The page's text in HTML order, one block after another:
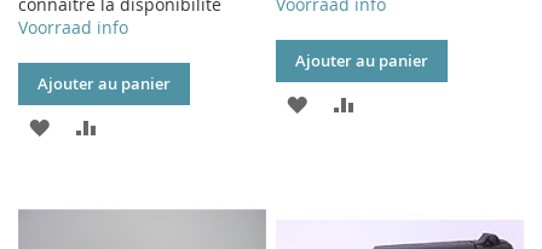
Voorraad info
Ajouter au panier
AJOUTER
MA
COMPARATEUR
Ajouter au panier
AJOUTER